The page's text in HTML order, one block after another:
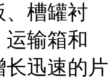
、槽罐衬
运输箱和
迅速的片